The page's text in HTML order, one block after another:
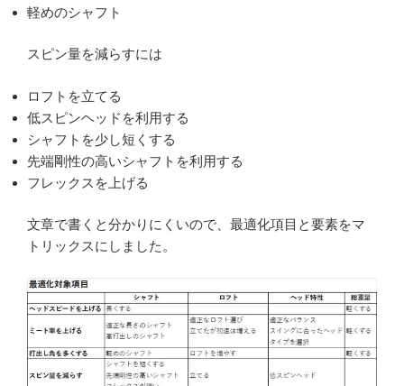
軽めのシャフト
スピン量を減らすには
ロフトを立てる
低スピンヘッドを利用する
シャフトを少し短くする
先端剛性の高いシャフトを利用する
フレックスを上げる
文章で書くと分かりにくいので、最適化項目と要素をマ
トリックスにしました。